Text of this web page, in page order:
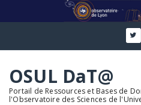
OSUL DaT@
Portail de Ressources et Bases de
l'Observatoire des Sciences de